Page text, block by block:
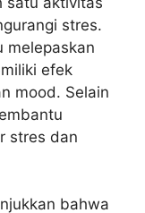
stres.
melepaskan
efek
mood. Selain
stres dan
bahwa